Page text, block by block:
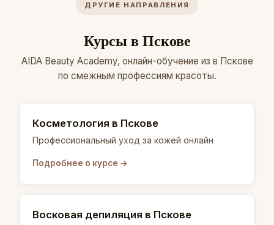
ДРУГИЕ НАПРАВЛЕНИЯ
Курсы в Пскове
AIDA Beauty Academy, онлайн-обучение из в Пскове
по смежным профессиям красоты.
Косметология в Пскове
Профессиональный уход за кожей онлайн
Подробнее о курсе →
Восковая депиляция в Пскове